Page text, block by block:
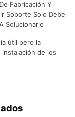
Fabricación Y
Soporte Solo Debe
Solucionarlo
útil pero la
de los